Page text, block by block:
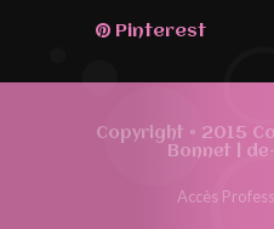
Pinterest
Copyright © 2015
Bonnet |
Accès